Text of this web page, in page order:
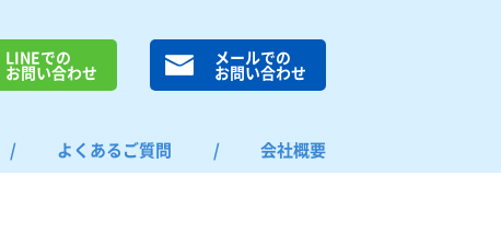
LINEでの
お問い合わせ
メールでの
お問い合わせ
/ よくあるご質問 / 会社概要